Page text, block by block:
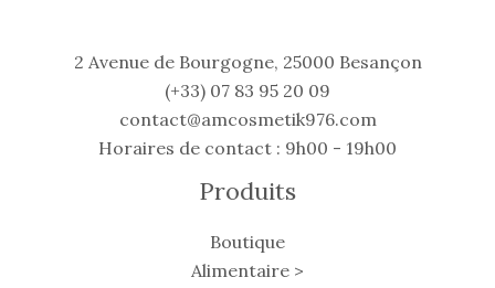
2 Avenue de Bourgogne, 25000 Besançon
(+33) 07 83 95 20 09
contact@amcosmetik976.com
Horaires de contact : 9h00 - 19h00
Produits
Boutique
Alimentaire >